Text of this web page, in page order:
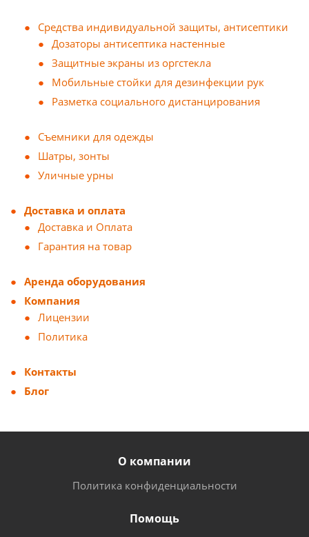
Средства индивидуальной защиты, антисептики
Дозаторы антисептика настенные
Защитные экраны из оргстекла
Мобильные стойки для дезинфекции рук
Разметка социального дистанцирования
Съемники для одежды
Шатры, зонты
Уличные урны
Доставка и оплата
Доставка и Оплата
Гарантия на товар
Аренда оборудования
Компания
Лицензии
Политика
Контакты
Блог
О компании
Политика конфиденциальности
Помощь